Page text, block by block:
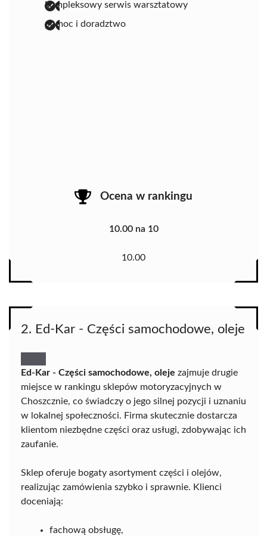
kompleksowy serwis warsztatowy
pomoc i doradztwo
Ocena w rankingu
10.00 na 10
10.00
2. Ed-Kar - Części samochodowe, oleje
Ed-Kar - Części samochodowe, oleje zajmuje drugie
miejsce w rankingu sklepów motoryzacyjnych w
Choszcznie, co świadczy o jego silnej pozycji i uznaniu
w lokalnej społeczności. Firma skutecznie dostarcza
klientom niezbędne części oraz usługi, zdobywając ich
zaufanie.
Sklep oferuje bogaty asortyment części i olejów,
realizując zamówienia szybko i sprawnie. Klienci
doceniają:
fachową obsługę,